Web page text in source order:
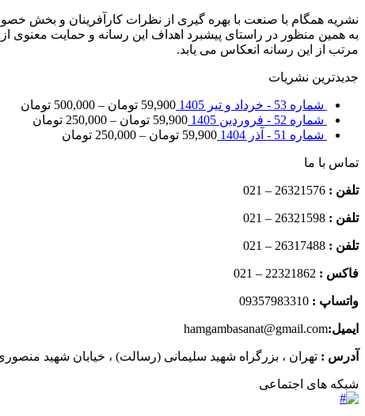
نشریه همگام با صنعت با بهره گیری از نظرات کارآفرینان و بخش
به همین منظور در راستای پیشبرد اهداف این رسانه و حمایت معنوی
مرتب از این رسانه انعکاس می یابد.
جدیدترین نشریات
شماره 53 - خرداد و تیر 1405 59,900 تومان –
500,000 تومان
شماره 52 - فروردین 1405
59,900 تومان –
250,000 تومان
شماره 51 - آذر 1404
59,900 تومان –
250,000 تومان
تماس با ما
تلفن : 26321576 – 021
تلفن : 26321598 – 021
تلفن : 26317488 – 021
فاکس :
واتساپ :
ایمیل:hamgambasanat@gmail.com
آدرس : تهران ، بزرگراه شهید سلیمانی (رسالت) ، خیابان شهید منصوری
شبکه های اجتماعی